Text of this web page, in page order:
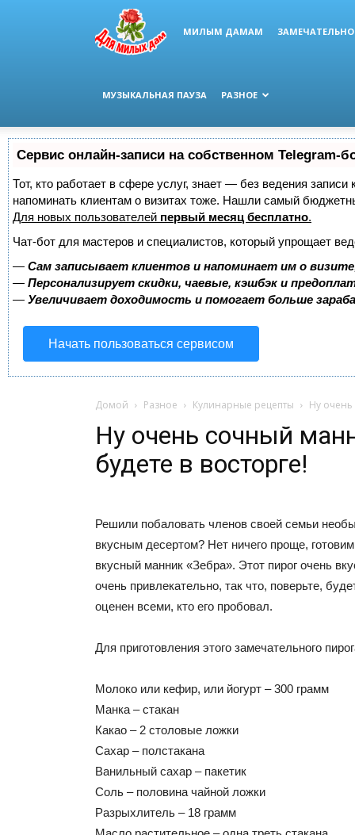
МИЛЫМ ДАМАМ
МУЗЫКАЛЬНАЯ ПАУЗА РАЗНОЕ
Сервис онлайн-записи на собственном Telegram-
Тот, кто работает в сфере услуг, знает — без ведения
напоминать клиентам о визитах тоже. Нашли самый
Для новых пользователей первый месяц бесплатно.
Чат-бот для мастеров и специалистов, который упрощает
— Сам записывает клиентов и напоминает им о
— Персонализирует скидки, чаевые, кэшбэк и
— Увеличивает доходимость и помогает больше
Начать пользоваться сервисом
Домой Разное Кулинарные рецепты Ну очень
Ну очень сочный
будете в восторге!
Решили побаловать членов своей семьи
вкусным десертом? Нет ничего проще,
вкусный манник «Зебра». Этот пирог очень
очень привлекательно, так что, поверьте,
оценен всеми, кто его пробовал.
Для приготовления этого замечательного
Молоко или кефир, или йогурт – 300 грамм
Манка – стакан
Какао – 2 столовые ложки
Сахар – полстакана
Ванильный сахар – пакетик
Соль – половина чайной ложки
Разрыхлитель – 18 грамм